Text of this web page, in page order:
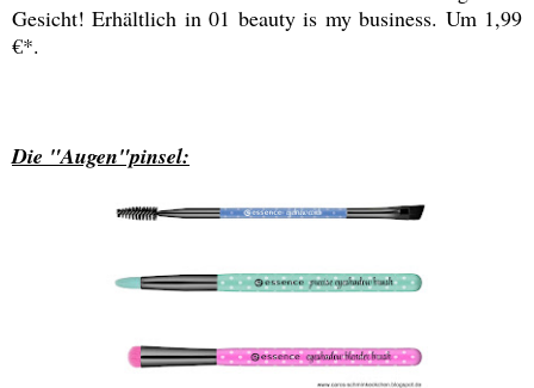
Gesicht! Erhältlich in 01 beauty is my business. Um 1,99
€*.
Die "Augen"pinsel: